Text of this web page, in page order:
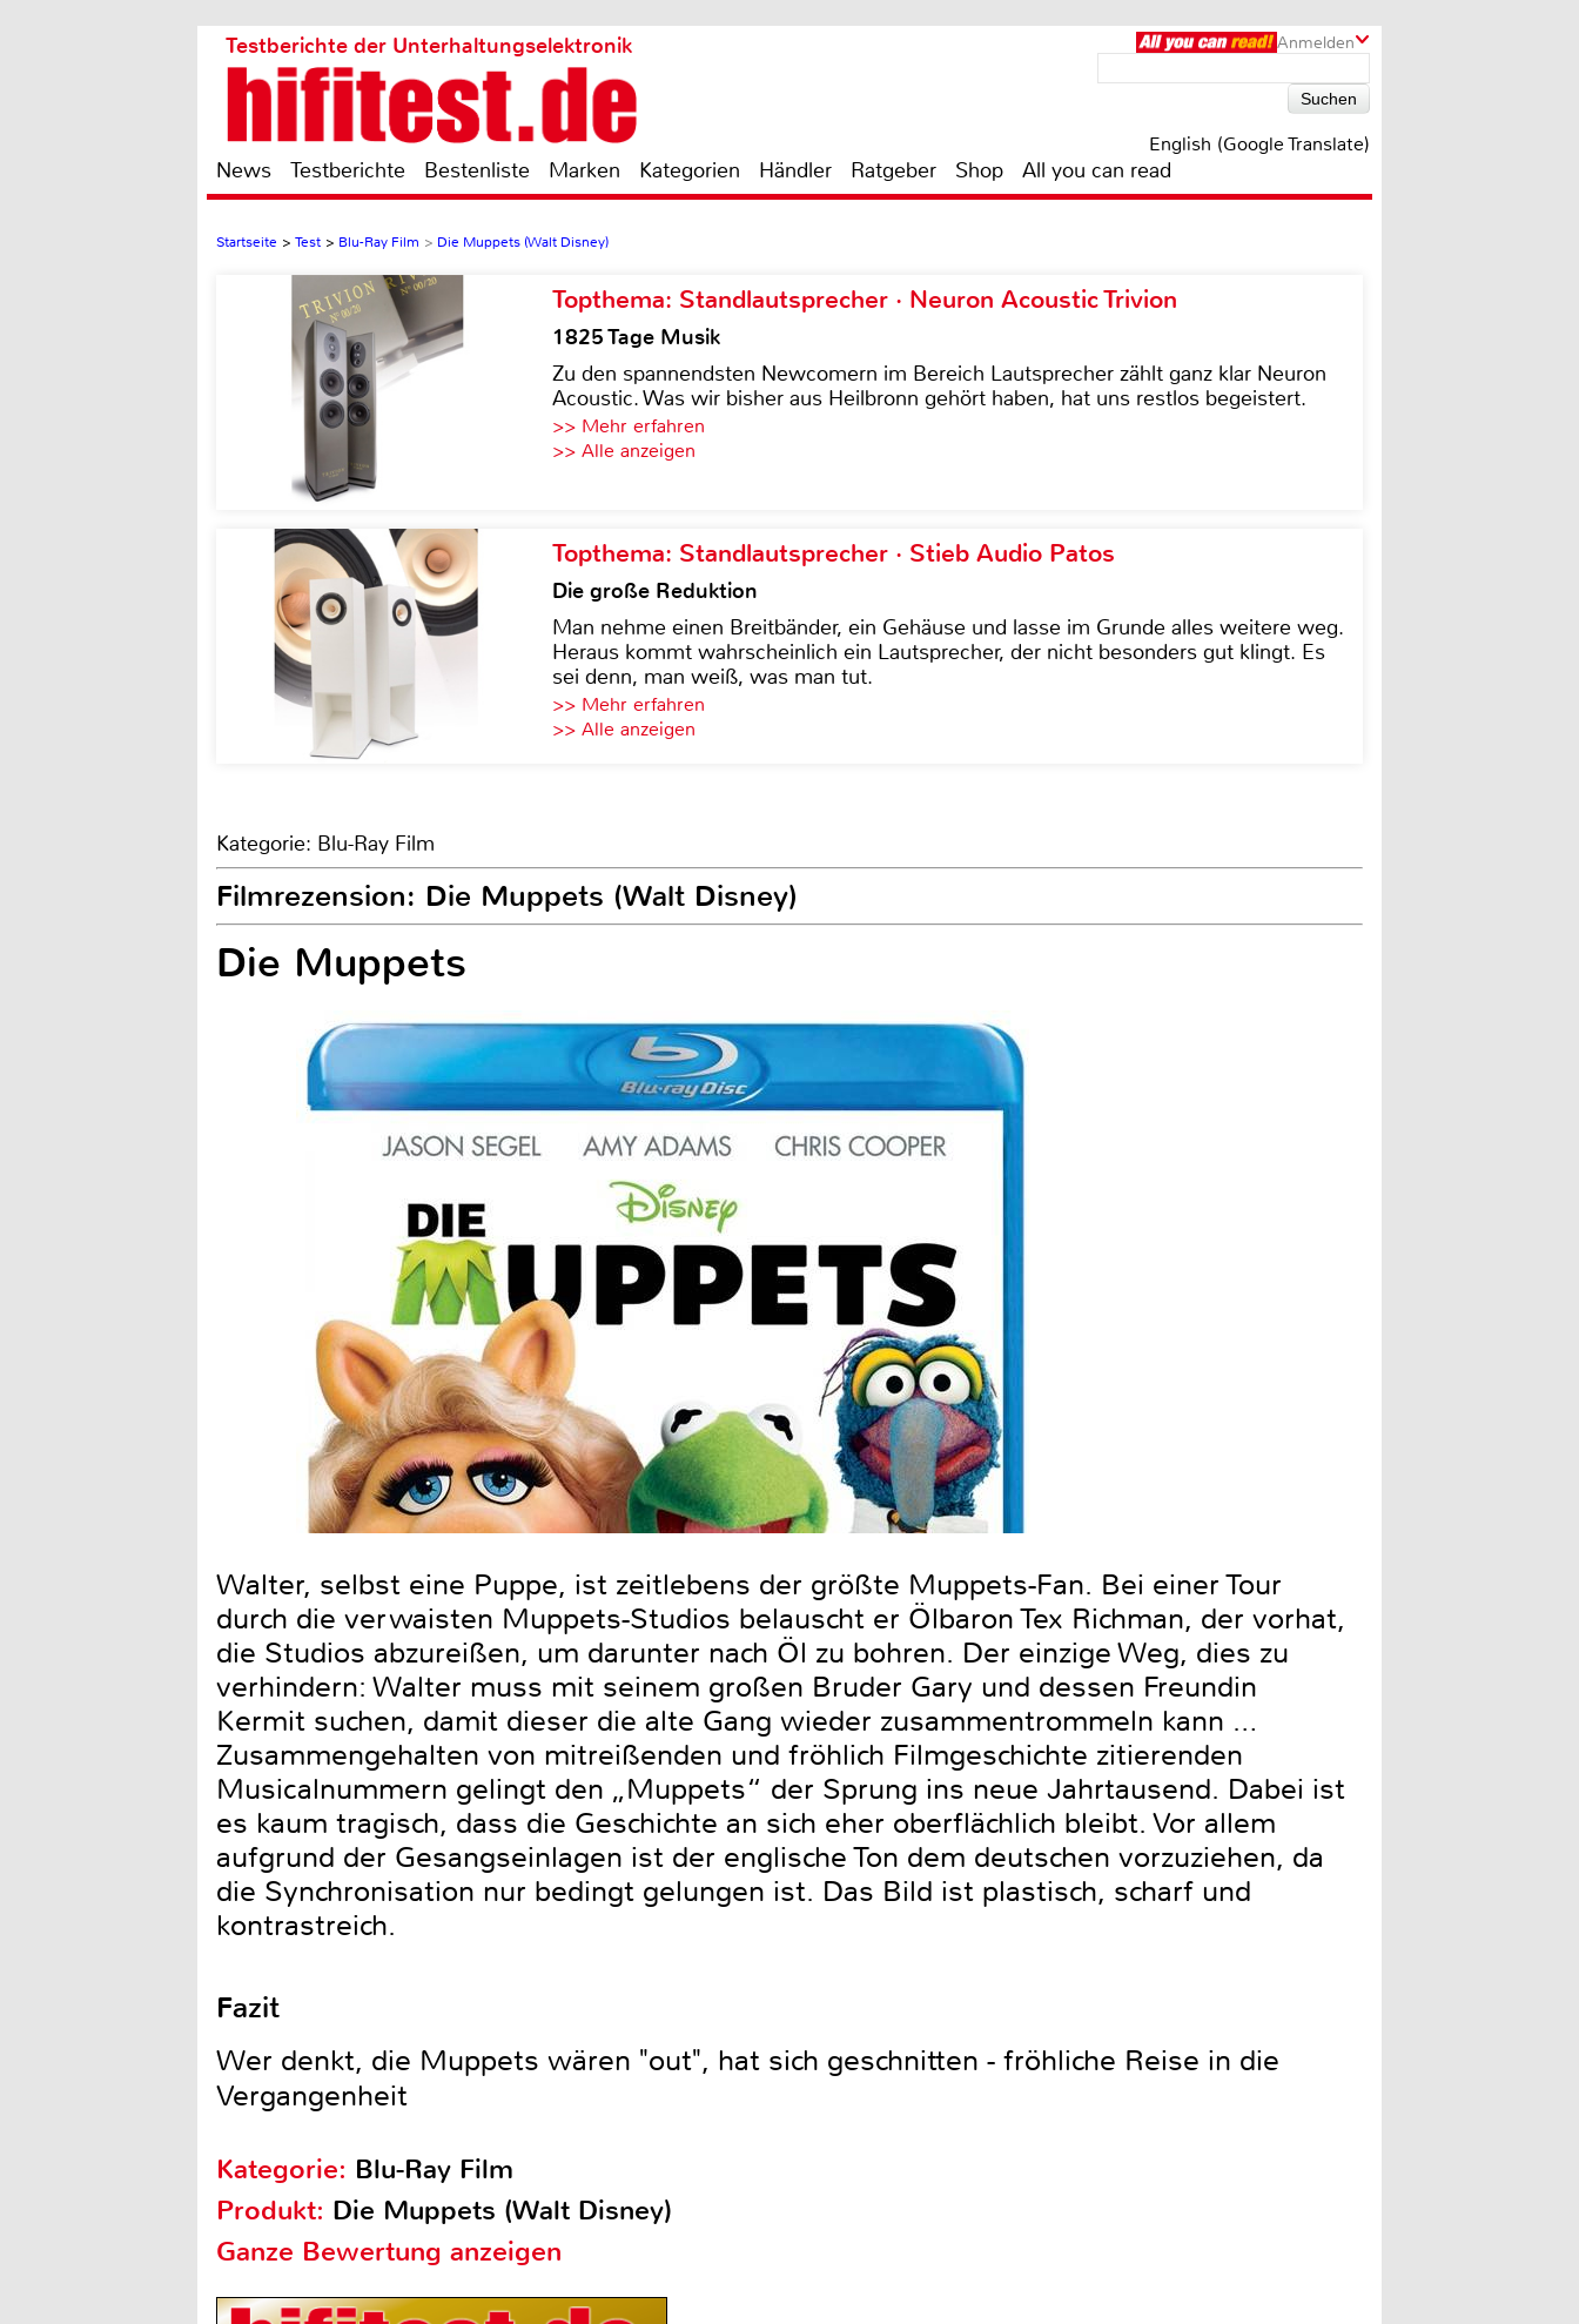
Anmelden
Testberichte der Unterhaltungselektronik
English (Google Translate)
News Testberichte Bestenliste Marken Kategorien Händler Ratgeber Shop All you can read
Startseite > Test > Blu-Ray Film > Die Muppets (Walt Disney)
Topthema: Standlautsprecher · Neuron Acoustic Trivion
1825 Tage Musik
Zu den spannendsten Newcomern im Bereich Lautsprecher zählt ganz klar Neuron
Acoustic. Was wir bisher aus Heilbronn gehört haben, hat uns restlos begeistert.
>> Mehr erfahren
>> Alle anzeigen
Topthema: Standlautsprecher · Stieb Audio Patos
Die große Reduktion
Man nehme einen Breitbänder, ein Gehäuse und lasse im Grunde alles weitere weg.
Heraus kommt wahrscheinlich ein Lautsprecher, der nicht besonders gut klingt. Es
sei denn, man weiß, was man tut.
>> Mehr erfahren
>> Alle anzeigen
Kategorie: Blu-Ray Film
Filmrezension: Die Muppets (Walt Disney)
Die Muppets
Walter, selbst eine Puppe, ist zeitlebens der größte Muppets-Fan. Bei einer Tour
durch die verwaisten Muppets-Studios belauscht er Ölbaron Tex Richman, der vorhat,
die Studios abzureißen, um darunter nach Öl zu bohren. Der einzige Weg, dies zu
verhindern: Walter muss mit seinem großen Bruder Gary und dessen Freundin
Kermit suchen, damit dieser die alte Gang wieder zusammentrommeln kann …
Zusammengehalten von mitreißenden und fröhlich Filmgeschichte zitierenden
Musicalnummern gelingt den „Muppets“ der Sprung ins neue Jahrtausend. Dabei ist
es kaum tragisch, dass die Geschichte an sich eher oberflächlich bleibt. Vor allem
aufgrund der Gesangseinlagen ist der englische Ton dem deutschen vorzuziehen, da
die Synchronisation nur bedingt gelungen ist. Das Bild ist plastisch, scharf und
kontrastreich.
Fazit
Wer denkt, die Muppets wären "out", hat sich geschnitten - fröhliche Reise in die
Vergangenheit
Kategorie: Blu-Ray Film
Produkt: Die Muppets (Walt Disney)
Ganze Bewertung anzeigen